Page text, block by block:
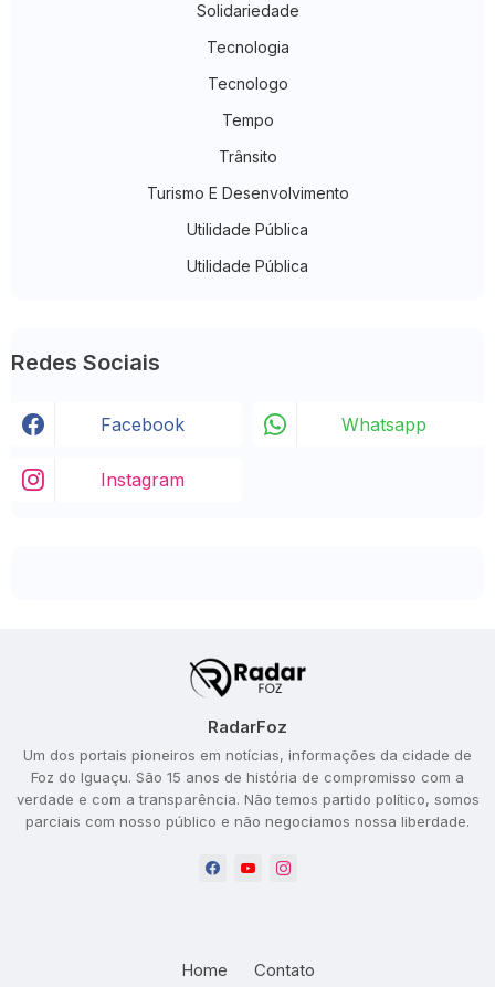
Solidariedade
Tecnologia
Tecnologo
Tempo
Trânsito
Turismo E Desenvolvimento
Utilidade Pública
Utilidade Pública
Redes Sociais
Facebook Whatsapp
Instagram
RadarFoz
Um dos portais pioneiros em notícias, informações da cidade de
Foz do Iguaçu. São 15 anos de história de compromisso com a
verdade e com a transparência. Não temos partido político, somos
parciais com nosso público e não negociamos nossa liberdade.
Home Contato